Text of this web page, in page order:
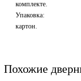
комплекте.
Упаковка:
картон.
Похожие